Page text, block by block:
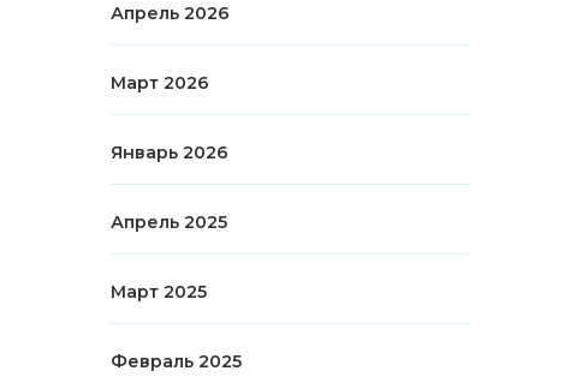
Апрель 2026
Март 2026
Январь 2026
Апрель 2025
Март 2025
Февраль 2025